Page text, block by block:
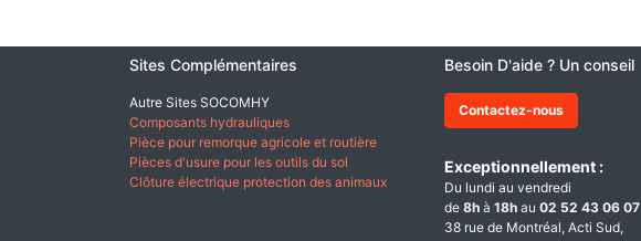
Sites Complémentaires
Autre Sites SOCOMHY
Composants hydrauliques
Pièce pour remorque agricole et routière
Pièces d'usure pour les outils du sol
Clôture électrique protection des animaux
Besoin D'aide ? Un conseil
Contactez-nous
Exceptionnellement :
Du lundi au vendredi
de 8h à 18h au 02 52 43 06 07
38 rue de Montréal, Acti Sud,